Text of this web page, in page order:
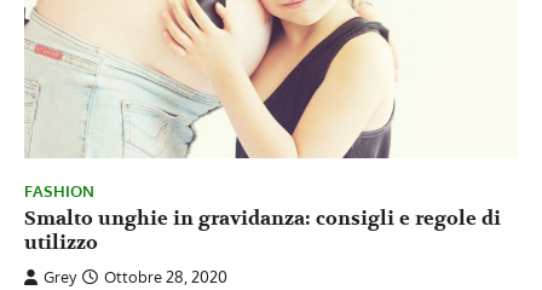
FASHION
Smalto unghie in gravidanza: consigli e regole di
utilizzo
Grey
Ottobre 28, 2020